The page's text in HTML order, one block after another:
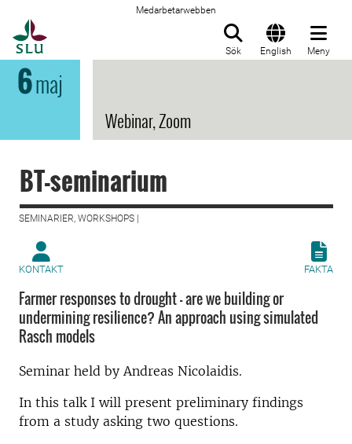
Medarbetarwebben
Sök English Meny
6maj
Webinar, Zoom
BT-seminarium
SEMINARIER, WORKSHOPS |
KONTAKT FAKTA
Farmer responses to drought - are we building or
undermining resilience? An approach using simulated
Rasch models
Seminar held by Andreas Nicolaidis.
In this talk I will present preliminary findings
from a study asking two questions.